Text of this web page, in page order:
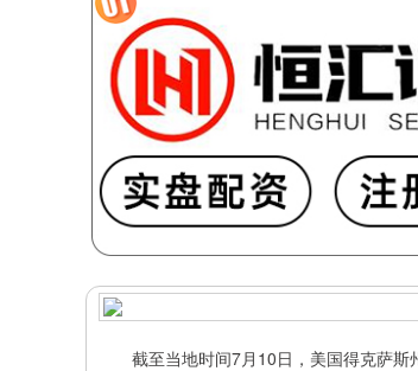
截至当地时间7月10日，美国得克萨斯